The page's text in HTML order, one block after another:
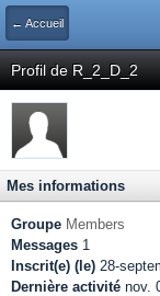
← Accueil
Profil de R_2_D_2
Mes informations
Groupe Members
Messages 1
Inscrit(e) (le) 28-
Dernière activité nov.